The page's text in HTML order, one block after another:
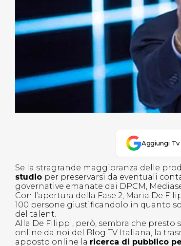
Aggiungi
Se la stragrande maggioranza delle
studio per preservarsi da eventuali
governative emanate dai DPCM,
Con l’apertura della Fase 2, Maria De
100 persone giustificandolo in quanto
del talent.
Alla De Filippi, però, sembra che presto
online da noi del Blog TV Italiana, la
apposto online la ricerca di pubblico